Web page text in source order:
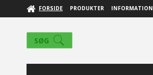
FORSIDE PRODUKTER INFORMATION
SØG